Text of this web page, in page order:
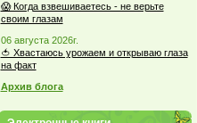
😱 Когда взвешиваетесь - не верьте
своим глазам
06 августа 2026г.
🍅 Хвастаюсь урожаем и открываю глаза
на факт
Архив блога